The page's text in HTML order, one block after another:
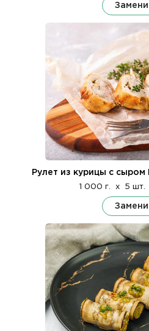
Рулет из курицы с
1 000 г. x 5 шт.